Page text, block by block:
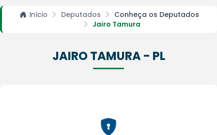
Início Deputados
Conheça os Deputados
Jairo Tamura
JAIRO TAMURA - PL